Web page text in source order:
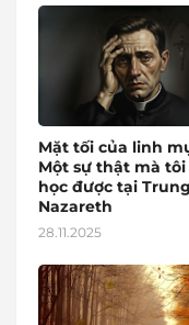
Mặt tối của linh
Một sự thật mà tôi
học được tại
Nazareth
28.11.2025